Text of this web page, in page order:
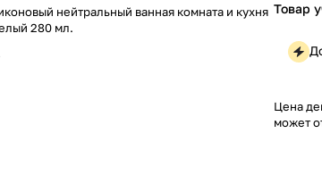
нейтральный ванная комната и кухня
280 мл.
Товар
Цена
может